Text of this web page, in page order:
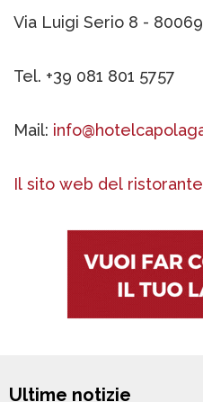
Via Luigi Serio 8 -
Tel. +39 081 801 5757
Mail:
Il sito web del
Ultime notizie